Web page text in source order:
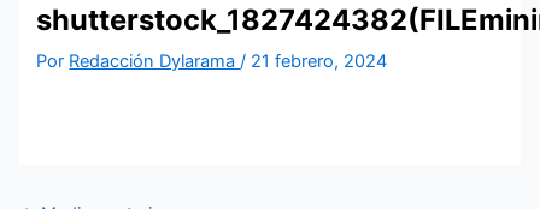
Por Redacción Dylarama/ 21 febrero, 2024